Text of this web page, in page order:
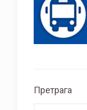
Претрага